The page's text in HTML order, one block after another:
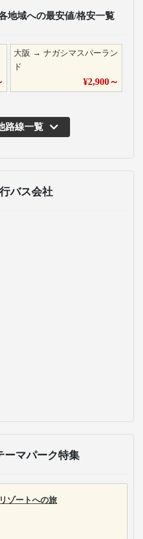
地域への最安値/格安一覧
大阪 →ナガシマスパーラン
ド
¥2,900～
路線一覧
バス会社
ーマパーク特集
ゾートへの旅